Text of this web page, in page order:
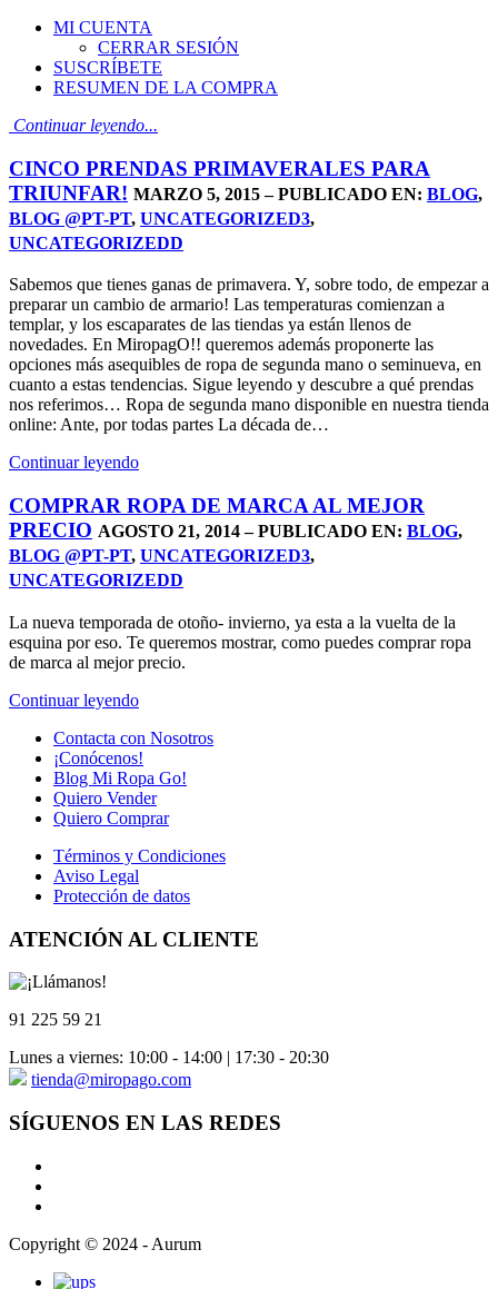
MI CUENTA
CERRAR SESIÓN
SUSCRÍBETE
RESUMEN DE LA COMPRA
Continuar leyendo...
CINCO PRENDAS PRIMAVERALES PARA
TRIUNFAR! MARZO 5, 2015 – PUBLICADO EN: BLOG,
BLOG @PT-PT, UNCATEGORIZED3,
UNCATEGORIZEDD
Sabemos que tienes ganas de primavera. Y, sobre todo, de empezar a
preparar un cambio de armario! Las temperaturas comienzan a
templar, y los escaparates de las tiendas ya están llenos de
novedades. En MiropagO!! queremos además proponerte las
opciones más asequibles de ropa de segunda mano o seminueva, en
cuanto a estas tendencias. Sigue leyendo y descubre a qué prendas
nos referimos… Ropa de segunda mano disponible en nuestra tienda
online: Ante, por todas partes La década de…
Continuar leyendo
COMPRAR ROPA DE MARCA AL MEJOR
PRECIO AGOSTO 21, 2014 – PUBLICADO EN: BLOG,
BLOG @PT-PT, UNCATEGORIZED3,
UNCATEGORIZEDD
La nueva temporada de otoño- invierno, ya esta a la vuelta de la
esquina por eso. Te queremos mostrar, como puedes comprar ropa
de marca al mejor precio.
Continuar leyendo
Contacta con Nosotros
¡Conócenos!
Blog Mi Ropa Go!
Quiero Vender
Quiero Comprar
Términos y Condiciones
Aviso Legal
Protección de datos
ATENCIÓN AL CLIENTE
91 225 59 21
Lunes a viernes: 10:00 - 14:00 | 17:30 - 20:30
tienda@miropago.com
SÍGUENOS EN LAS REDES
Copyright © 2024 - Aurum